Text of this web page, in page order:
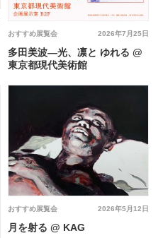
2026年7月25日
おすすめ展覧会
多田美波―光、凛と ゆれる @
東京都現代美術館
2026年5月12日
おすすめ展覧会
月を射る @ KAG